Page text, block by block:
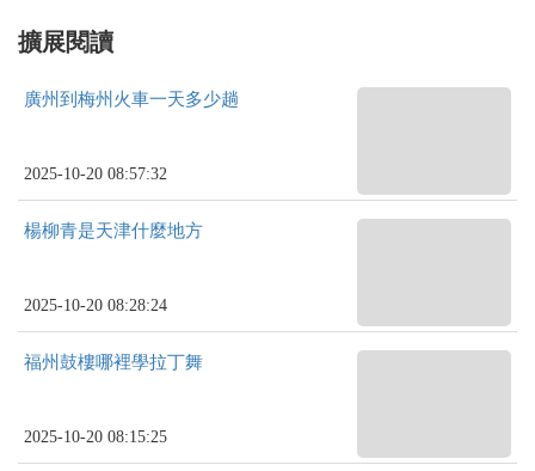
擴展閱讀
廣州到梅州火車一天多少趟
2025-10-20 08:57:32
楊柳青是天津什麼地方
2025-10-20 08:28:24
福州鼓樓哪裡學拉丁舞
2025-10-20 08:15:25